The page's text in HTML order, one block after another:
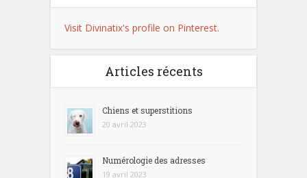
Visit Divinatix's profile on Pinterest.
Articles récents
Chiens et superstitions
20 avril 2023
Numérologie des adresses
19 avril 2023